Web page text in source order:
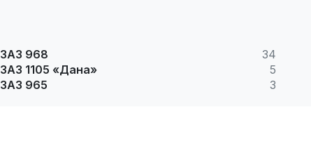
ЗАЗ 968
34
ЗАЗ 1105 «Дана»
5
ЗАЗ 965
3